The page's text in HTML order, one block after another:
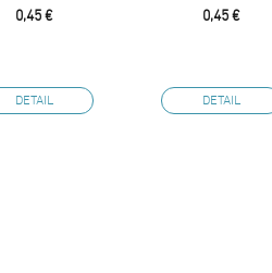
0,45 €
DETAIL
0,45 €
DETAIL